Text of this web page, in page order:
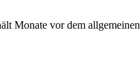
Monate vor dem allgemeinen